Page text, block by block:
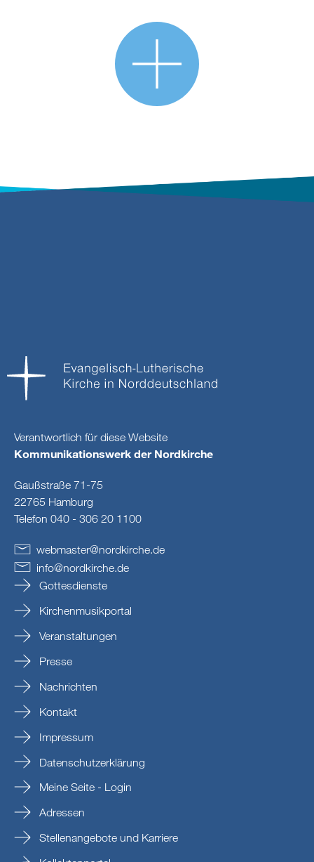
Verantwortlich für diese Website
Kommunikationswerk der Nordkirche
Gaußstraße 71-75
22765 Hamburg
Telefon 040 - 306 20 1100
webmaster@nordkirche.de
info@nordkirche de
Gottesdienste
Kirchenmusikportal
Veranstaltungen
Presse
Nachrichten
Kontakt
Impressum
Datenschutzerklärung
Meine Seite - Login
Adressen
Stellenangebote und Karriere